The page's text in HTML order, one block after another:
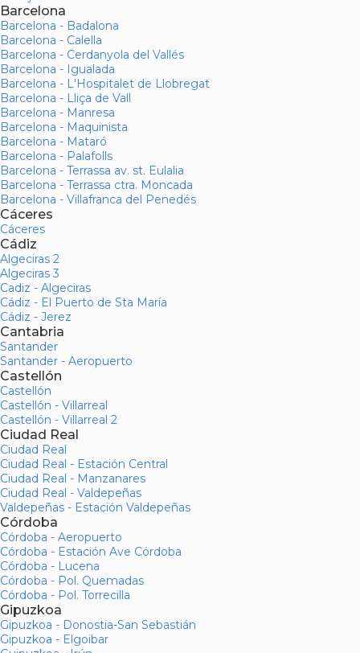
Barcelona
Barcelona - Badalona
Barcelona - Calella
Barcelona - Cerdanyola del Vallés
Barcelona - Igualada
Barcelona - L'Hospitalet de Llobregat
Barcelona - Lliça de Vall
Barcelona - Manresa
Barcelona - Maquinista
Barcelona - Mataró
Barcelona - Palafolls
Barcelona - Terrassa av. st. Eulalia
Barcelona - Terrassa ctra. Moncada
Barcelona - Villafranca del Penedés
Cáceres
Cáceres
Cádiz
Algeciras 2
Algeciras 3
Cadiz - Algeciras
Cádiz - El Puerto de Sta María
Cádiz - Jerez
Cantabria
Santander
Santander - Aeropuerto
Castellón
Castellón
Castellón - Villarreal
Castellón - Villarreal 2
Ciudad Real
Ciudad Real
Ciudad Real - Estación Central
Ciudad Real - Manzanares
Ciudad Real - Valdepeñas
Valdepeñas - Estación Valdepeñas
Córdoba
Córdoba - Aeropuerto
Córdoba - Estación Ave Córdoba
Córdoba - Lucena
Córdoba - Pol. Quemadas
Córdoba - Pol. Torrecilla
Gipuzkoa
Gipuzkoa - Donostia-San Sebastián
Gipuzkoa - Elgoibar